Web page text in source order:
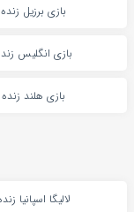
بازی برزیل زنده
بازی انگلیس
بازی هلند زنده
لالیگا اسپانیا